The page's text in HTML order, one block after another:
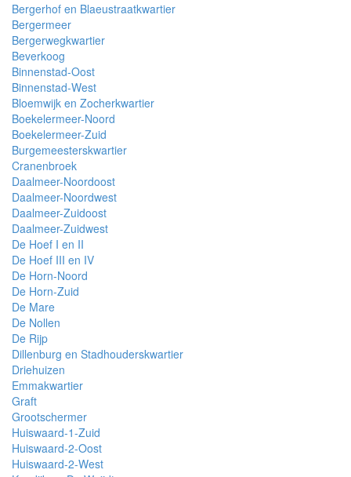
Bergerhof en Blaeustraatkwartier
Bergermeer
Bergerwegkwartier
Beverkoog
Binnenstad-Oost
Binnenstad-West
Bloemwijk en Zocherkwartier
Boekelermeer-Noord
Boekelermeer-Zuid
Burgemeesterskwartier
Cranenbroek
Daalmeer-Noordoost
Daalmeer-Noordwest
Daalmeer-Zuidoost
Daalmeer-Zuidwest
De Hoef I en II
De Hoef III en IV
De Horn-Noord
De Horn-Zuid
De Mare
De Nollen
De Rijp
Dillenburg en Stadhouderskwartier
Driehuizen
Emmakwartier
Graft
Grootschermer
Huiswaard-1-Zuid
Huiswaard-2-Oost
Huiswaard-2-West